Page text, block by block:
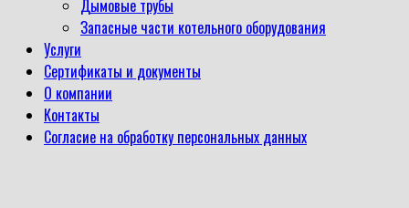
Дымовые трубы
Запасные части котельного оборудования
Услуги
Сертификаты и документы
О компании
Контакты
Согласие на обработку персональных данных